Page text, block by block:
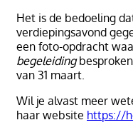
Het is de bedoeling
verdiepingsavond
een foto-opdracht
begeleiding
van 31 maart.
Wil je alvast meer
haar website https://